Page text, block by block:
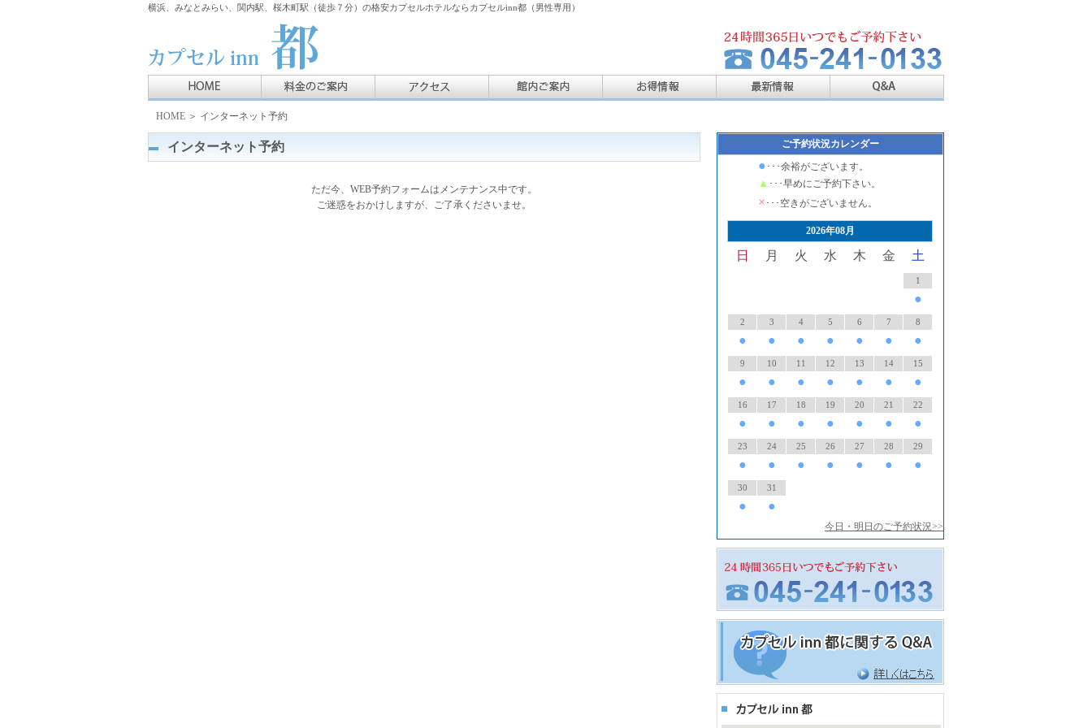
横浜、みなとみらい、関内駅、桜木町駅（徒歩７分）の格安カプセルホテルならカプセルinn都（男性専用）
HOME ＞ インターネット予約
インターネット予約
ただ今、WEB予約フォームはメンテナンス中です。
ご迷惑をおかけしますが、ご了承くださいませ。
ご予約状況カレンダー
● ･･･余裕がございます。
▲ ･･･早めにご予約下さい。
× ･･･空きがございません。
2026年08月
日 月 火 水 木 金 土
1
●
2
●
3
●
4
●
5
●
6
●
7
●
8
●
9
●
10
●
11
●
12
●
13
●
14
●
15
●
16
●
17
●
18
●
19
●
20
●
21
●
22
●
23
●
24
●
25
●
26
●
27
●
28
●
29
●
30
●
31
●
今日・明日のご予約状況>>